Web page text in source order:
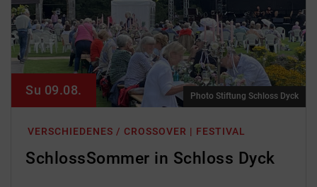
VERSCHIEDENES / CROSSOVER | FESTIVAL
SchlossSommer in Schloss Dyck
Su 09.08. Photo Stiftung Schloss Dyck